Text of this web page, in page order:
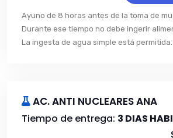
Ayuno de 8 horas antes de la toma de
Durante ese tiempo no debe ingerir
La ingesta de agua simple está permitida.
AC. ANTI NUCLEARES ANA
Tiempo de entrega: 3 DIAS